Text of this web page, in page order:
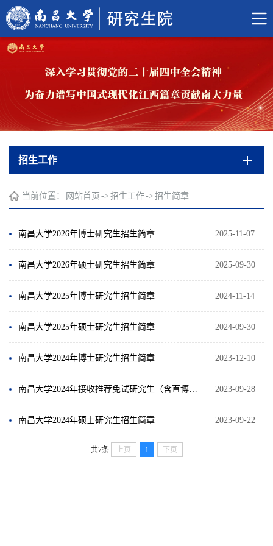
招生工作
当前位置： 网站首页 -> 招生工作-> 招生简章
2025-11-07
南昌大学2026年博士研究生招生简章
2025-09-30
南昌大学2026年硕士研究生招生简章
2024-11-14
南昌大学2025年博士研究生招生简章
2024-09-30
南昌大学2025年硕士研究生招生简章
2023-12-10
南昌大学2024年博士研究生招生简章
2023-09-28
南昌大学2024年接收推荐免试研究生（含直博生）招生章程
2023-09-22
南昌大学2024年硕士研究生招生简章
共7条 上页 1 下页